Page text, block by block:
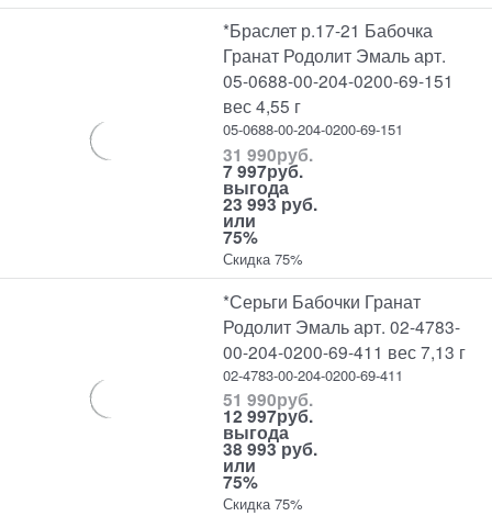
*Браслет р.17-21 Бабочка
Гранат Родолит Эмаль арт.
05-0688-00-204-0200-69-151
вес 4,55 г
05-0688-00-204-0200-69-151
31 990руб.
7 997руб.
выгода
23 993 руб.
или
75%
Скидка 75%
*Серьги Бабочки Гранат
Родолит Эмаль арт. 02-4783-
00-204-0200-69-411 вес 7,13 г
02-4783-00-204-0200-69-411
51 990руб.
12 997руб.
выгода
38 993 руб.
или
75%
Скидка 75%